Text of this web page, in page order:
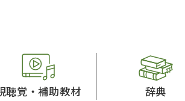
聴覚・補助教材 辞典